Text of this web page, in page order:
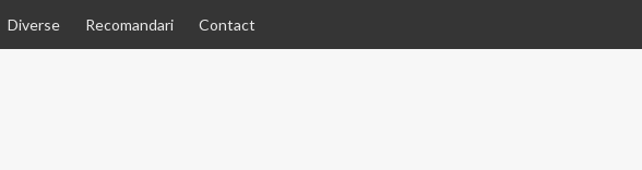
Diverse Recomandari Contact